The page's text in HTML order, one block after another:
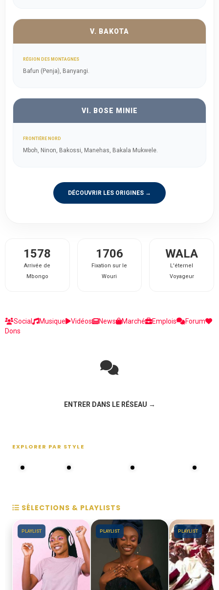
V. BAKOTA
RÉGION DES MONTAGNES
Bafun (Penja), Banyangi.
VI. BOSE MINIE
FRONTIÈRE NORD
Mboh, Ninon, Bakossi, Manehas, Bakala Mukwele.
DÉCOUVRIR LES ORIGINES →
1578
Arrivée de
Mbongo
1706
Fixation sur le
Wouri
WALA
L'éternel
Voyageur
Social Musique Vidéos News Marché Emplois
Forum
Dons
ENTRER DANS LE RÉSEAU →
EXPLORER PAR STYLE
SÉLECTIONS & PLAYLISTS
PLAYLIST PLAYLIST PLAYLIST